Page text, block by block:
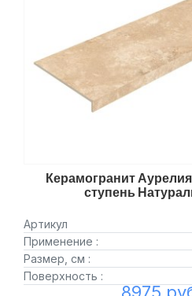
Керамогранит
ступень
Артикул
Применение :
Размер, см :
Поверхность :